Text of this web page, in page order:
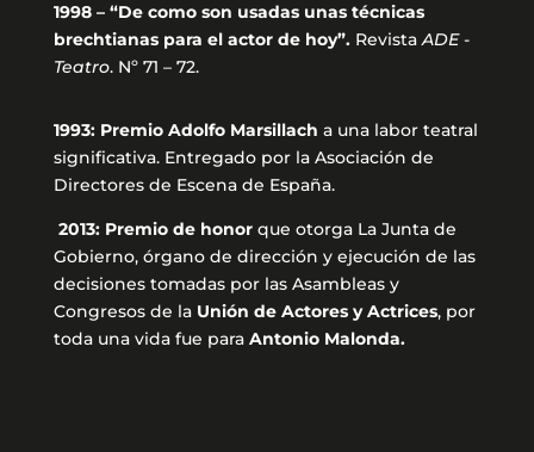
1998 – “De como son usadas unas técnicas
brechtianas para el actor de hoy”.RevistaADE -
Teatro. Nº 71 – 72.
1993: Premio Adolfo Marsillach a una labor teatral
significativa. Entregado por la Asociación de
Directores de Escena de España.
2013: Premio de honorque otorga La Junta de
Gobierno, órgano de dirección y ejecución de las
decisiones tomadas por las Asambleas y
Congresos de la Unión de Actores y Actrices, por
toda una vida fue para Antonio Malonda.